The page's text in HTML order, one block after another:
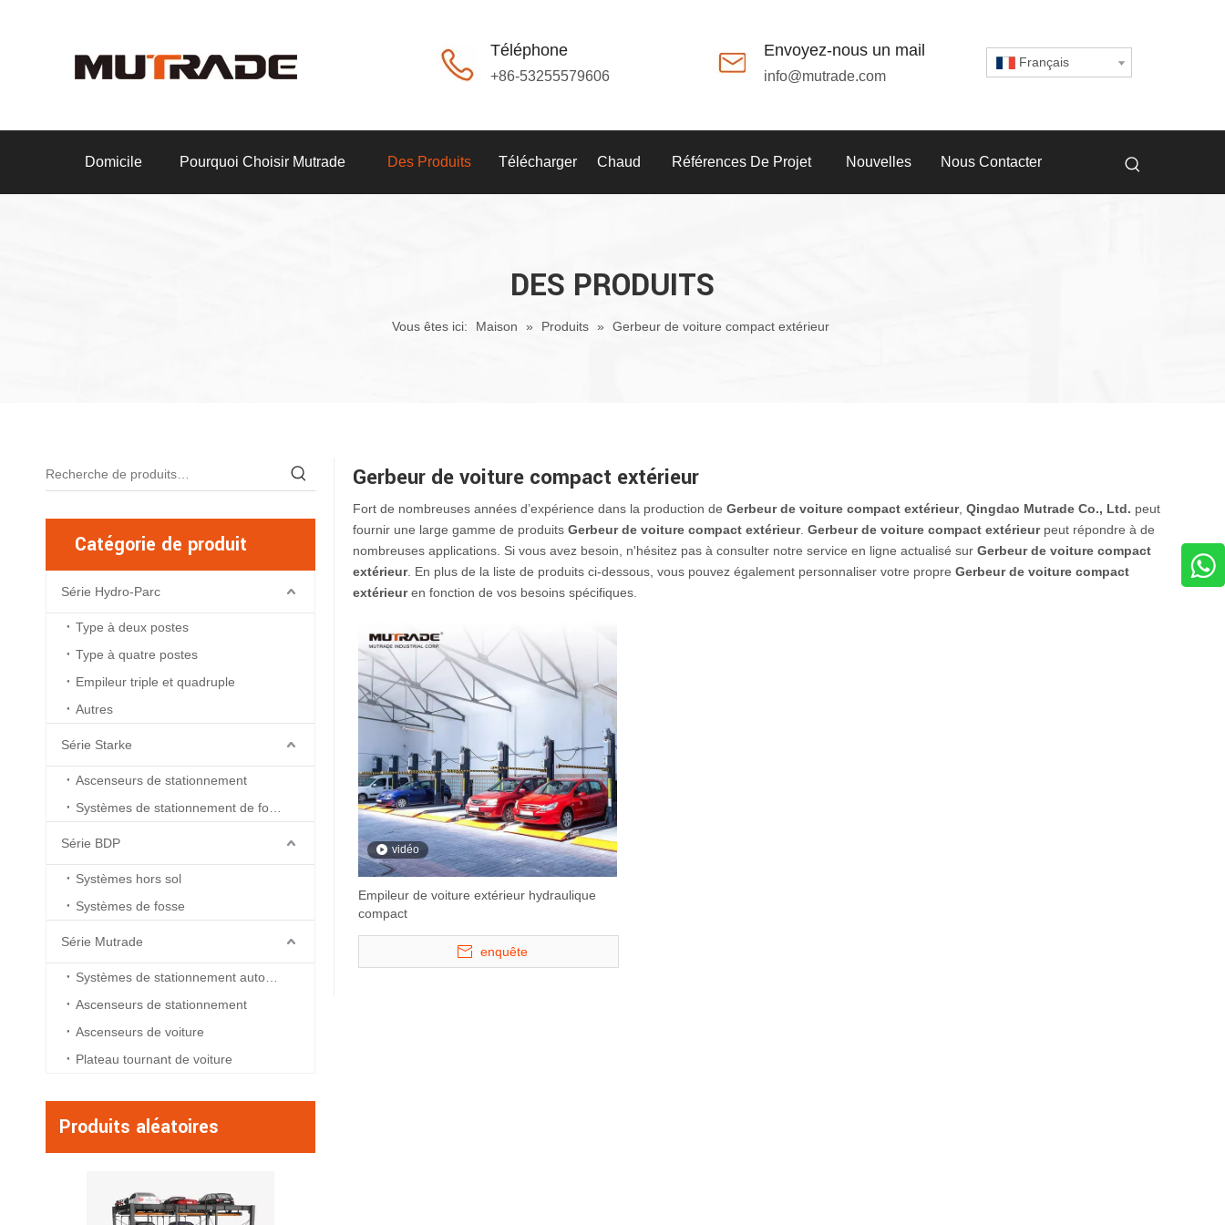
Téléphone
+86-53255579606
Envoyez-nous un mail
info@mutrade.com
Français
Domicile Pourquoi Choisir Mutrade Des Produits Télécharger Chaud Références De Projet Nouvelles Nous Contacter
DES PRODUITS
Vous êtes ici: Maison » Produits » Gerbeur de voiture compact extérieur
Catégorie de produit
Série Hydro-Parc
Type à deux postes
Type à quatre postes
Empileur triple et quadruple
Autres
Série Starke
Ascenseurs de stationnement
Série BDP
Systèmes hors sol
Systèmes de fosse
Série Mutrade
Ascenseurs de stationnement
Ascenseurs de voiture
Plateau tournant de voiture
Produits aléatoires
Gerbeur de voiture compact extérieur
Fort de nombreuses années d’expérience dans la production de Gerbeur de voiture compact extérieur, Qingdao Mutrade Co., Ltd. peut
fournir une large gamme de produits Gerbeur de voiture compact extérieur. Gerbeur de voiture compact extérieurpeut répondre à de
nombreuses applications. Si vous avez besoin, n'hésitez pas à consulter notre service en ligne actualisé sur Gerbeur de voiture compact
extérieur. En plus de la liste de produits ci-dessous, vous pouvez également personnaliser votre propre Gerbeur de voiture compact
extérieuren fonction de vos besoins spécifiques.
vidéo
Empileur de voiture extérieur hydraulique
compact
enquête